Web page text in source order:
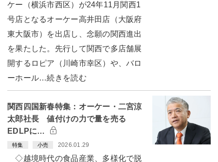
ケー（横浜市西区）が24年11月関西1
号店となるオーケー高井田店（大阪府
東大阪市）を出店し、念願の関西進出
を果たした。先行して関西で多店舗展
開するロピア（川崎市幸区）や、バロ
ーホール…続きを読む
関西四国新春特集：オーケー・二宮涼
太郎社長 値付けの力で量を売る
EDLPに…
特集 小売 2026.01.29
◇越境時代の食品産業、多様化で脱